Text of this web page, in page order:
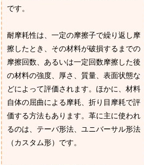
です。
耐摩耗性は、一定の摩擦子で繰り返し摩
擦したとき、その材料が破損するまでの
摩擦回数、あるいは一定回数摩擦した後
の材料の強度、厚さ、質量、表面状態な
どによって評価されます。ほかに、材料
自体の屈曲による摩耗、折り目摩耗で評
価する方法もあります。革に主に使われ
るのは、テーバ形法、ユニバーサル形法
（カスタム形）です。